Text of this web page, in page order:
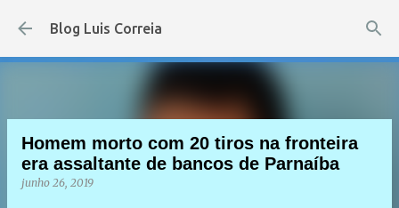
Pular para o conteúdo principal
Blog Luis Correia
Homem morto com 20 tiros na fronteira
era assaltante de bancos de Parnaíba
junho 26, 2019